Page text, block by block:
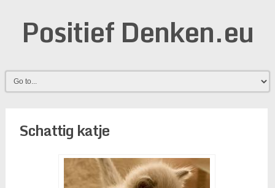
Positief Denken.eu
Schattig katje